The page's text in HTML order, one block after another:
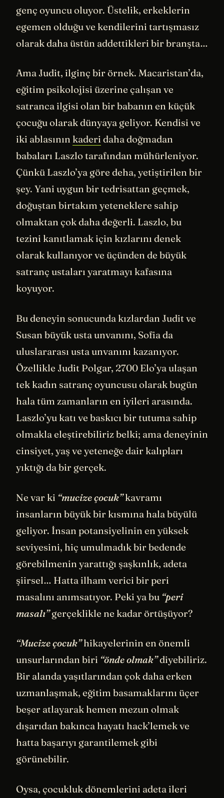
genç oyuncu oluyor. Üstelik, erkeklerin
egemen olduğu ve kendilerini tartışmasız
olarak daha üstün addettikleri bir branşta…
Ama Judit, ilginç bir örnek. Macaristan’da,
eğitim psikolojisi üzerine çalışan ve
satranca ilgisi olan bir babanın en küçük
çocuğu olarak dünyaya geliyor. Kendisi ve
iki ablasının kaderi daha doğmadan
babaları Laszlo tarafından mühürleniyor.
Çünkü Laszlo’ya göre deha, yetiştirilen bir
şey. Yani uygun bir tedrisattan geçmek,
doğuştan birtakım yeteneklere sahip
olmaktan çok daha değerli. Laszlo, bu
tezini kanıtlamak için kızlarını denek
olarak kullanıyor ve üçünden de büyük
satranç ustaları yaratmayı kafasına
koyuyor.
Bu deneyin sonucunda kızlardan Judit ve
Susan büyük usta unvanını, Sofia da
uluslararası usta unvanını kazanıyor.
Özellikle Judit Polgar, 2700 Elo’ya ulaşan
tek kadın satranç oyuncusu olarak bugün
hala tüm zamanların en iyileri arasında.
Laszlo’yu katı ve baskıcı bir tutuma sahip
olmakla eleştirebiliriz belki; ama deneyinin
cinsiyet, yaş ve yeteneğe dair kalıpları
yıktığı da bir gerçek.
Ne var ki “mucize çocuk”kavramı
insanların büyük bir kısmına hala büyülü
geliyor. İnsan potansiyelinin en yüksek
seviyesini, hiç umulmadık bir bedende
görebilmenin yarattığı şaşkınlık, adeta
şiirsel… Hatta ilham verici bir peri
masalını anımsatıyor. Peki ya bu “peri
masalı”gerçeklikle ne kadar örtüşüyor?
“Mucize çocuk”hikayelerinin en önemli
unsurlarından biri “önde olmak”diyebiliriz.
Bir alanda yaşıtlarından çok daha erken
uzmanlaşmak, eğitim basamaklarını üçer
beşer atlayarak hemen mezun olmak
dışarıdan bakınca hayatı hack’lemek ve
hatta başarıyı garantilemek gibi
görünebilir.
Oysa, çocukluk dönemlerini adeta ileri